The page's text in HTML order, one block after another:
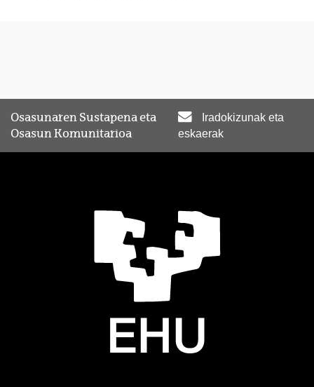
Osasunaren Sustapena eta
Osasun Komunitarioa
Iradokizunak eta
eskaerak